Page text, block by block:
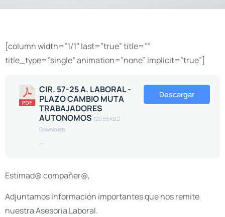
[column width=”1/1″ last=”true” title=””
title_type=”single” animation=”none” implicit=”true”]
CIR. 57-25 A. LABORAL -
PLAZO CAMBIO MUTA
TRABAJADORES
AUTONOMOS 120.55 KB2
Downloads
...
Descargar
Estimad@ compañer@,
Adjuntamos información importantes que nos remite
nuestra Asesoria Laboral.